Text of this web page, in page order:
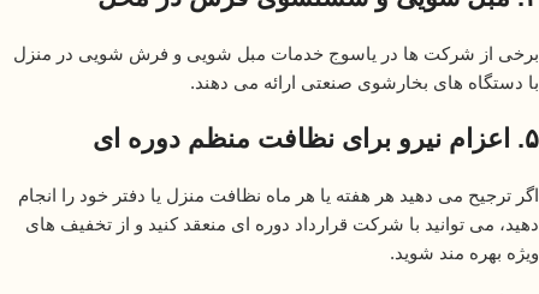
برخی از شرکت ها در یاسوج خدمات مبل شویی و فرش شویی در منزل
با دستگاه های بخارشوی صنعتی ارائه می دهند.
۵. اعزام نیرو برای نظافت منظم دوره ای
اگر ترجیح می دهید هر هفته یا هر ماه نظافت منزل یا دفتر خود را انجام
دهید، می توانید با شرکت قرارداد دوره ای منعقد کنید و از تخفیف های
ویژه بهره مند شوید.